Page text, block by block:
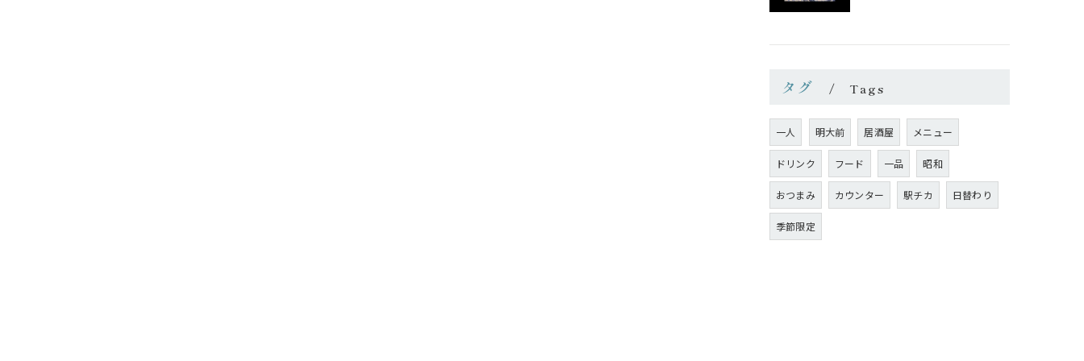
タグ Tags
一人 明大前 居酒屋 メニュー
ドリンク フード 一品 昭和
おつまみ カウンター 駅チカ 日替わり
季節限定